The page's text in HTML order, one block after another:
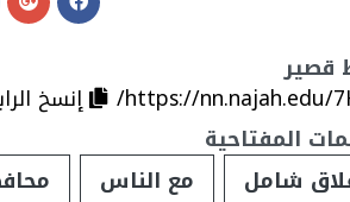
قصير
https://nn.najah.edu/
إنسخ
المفتاحية
شامل
مع الناس